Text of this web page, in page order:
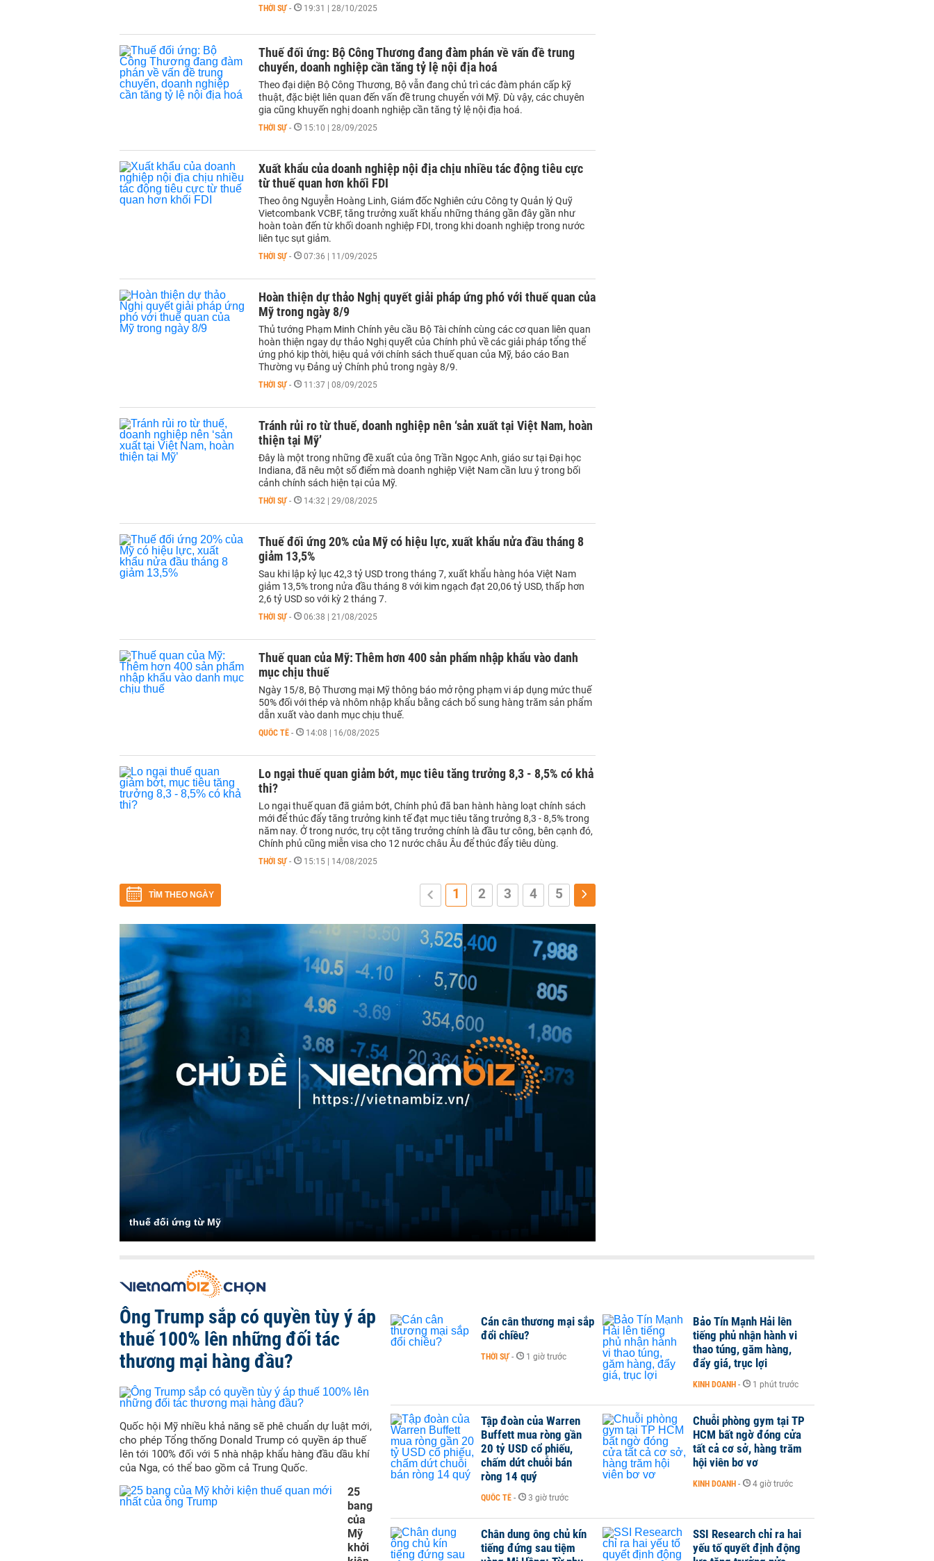
THỜI SỰ - 19:31 | 28/10/2025
Thuế đối ứng: Bộ Công Thương đang đàm phán về vấn đề trung
chuyển, doanh nghiệp cần tăng tỷ lệ nội địa hoá
Theo đại diện Bộ Công Thương, Bộ vẫn đang chủ trì các đàm phán cấp kỹ
thuật, đặc biệt liên quan đến vấn đề trung chuyển với Mỹ. Dù vậy, các chuyên
gia cũng khuyến nghị doanh nghiệp cần tăng tỷ lệ nội địa hoá.
THỜI SỰ - 15:10 | 28/09/2025
Xuất khẩu của doanh nghiệp nội địa chịu nhiều tác động tiêu cực
từ thuế quan hơn khối FDI
Theo ông Nguyễn Hoàng Linh, Giám đốc Nghiên cứu Công ty Quản lý Quỹ
Vietcombank VCBF, tăng trưởng xuất khẩu những tháng gần đây gần như
hoàn toàn đến từ khối doanh nghiệp FDI, trong khi doanh nghiệp trong nước
liên tục sụt giảm.
THỜI SỰ - 07:36 | 11/09/2025
Hoàn thiện dự thảo Nghị quyết giải pháp ứng phó với thuế quan của
Mỹ trong ngày 8/9
Thủ tướng Phạm Minh Chính yêu cầu Bộ Tài chính cùng các cơ quan liên quan
hoàn thiện ngay dự thảo Nghị quyết của Chính phủ về các giải pháp tổng thể
ứng phó kịp thời, hiệu quả với chính sách thuế quan của Mỹ, báo cáo Ban
Thường vụ Đảng uỷ Chính phủ trong ngày 8/9.
THỜI SỰ - 11:37 | 08/09/2025
Tránh rủi ro từ thuế, doanh nghiệp nên ‘sản xuất tại Việt Nam, hoàn
thiện tại Mỹ’
Đây là một trong những đề xuất của ông Trần Ngọc Anh, giáo sư tại Đại học
Indiana, đã nêu một số điểm mà doanh nghiệp Việt Nam cần lưu ý trong bối
cảnh chính sách hiện tại của Mỹ.
THỜI SỰ - 14:32 | 29/08/2025
Thuế đối ứng 20% của Mỹ có hiệu lực, xuất khẩu nửa đầu tháng 8
giảm 13,5%
Sau khi lập kỷ lục 42,3 tỷ USD trong tháng 7, xuất khẩu hàng hóa Việt Nam
giảm 13,5% trong nửa đầu tháng 8 với kim ngạch đạt 20,06 tỷ USD, thấp hơn
2,6 tỷ USD so với kỳ 2 tháng 7.
THỜI SỰ - 06:38 | 21/08/2025
Thuế quan của Mỹ: Thêm hơn 400 sản phẩm nhập khẩu vào danh
mục chịu thuế
Ngày 15/8, Bộ Thương mại Mỹ thông báo mở rộng phạm vi áp dụng mức thuế
50% đối với thép và nhôm nhập khẩu bằng cách bổ sung hàng trăm sản phẩm
dẫn xuất vào danh mục chịu thuế.
QUỐC TẾ - 14:08 | 16/08/2025
Lo ngại thuế quan giảm bớt, mục tiêu tăng trưởng 8,3 - 8,5% có khả
thi?
Lo ngại thuế quan đã giảm bớt, Chính phủ đã ban hành hàng loạt chính sách
mới để thúc đẩy tăng trưởng kinh tế đạt mục tiêu tăng trưởng 8,3 - 8,5% trong
năm nay. Ở trong nước, trụ cột tăng trưởng chính là đầu tư công, bên cạnh đó,
Chính phủ cũng miễn visa cho 12 nước châu Âu để thúc đẩy tiêu dùng.
THỜI SỰ - 15:15 | 14/08/2025
TÌM THEO NGÀY 1 2 3 4 5
thuế đối ứng từ Mỹ
Ông Trump sắp có quyền tùy ý áp
thuế 100% lên những đối tác
thương mại hàng đầu?
Quốc hội Mỹ nhiều khả năng sẽ phê chuẩn dự luật mới,
cho phép Tổng thống Donald Trump có quyền áp thuế
lên tới 100% đối với 5 nhà nhập khẩu hàng đầu dầu khí
của Nga, có thể bao gồm cả Trung Quốc.
25
bang
của
Mỹ
khởi
Cán cân thương mại sắp
đổi chiều?
THỜI SỰ - 1 giờ trước
Bảo Tín Mạnh Hải lên
tiếng phủ nhận hành vi
thao túng, găm hàng,
đẩy giá, trục lợi
KINH DOANH - 1 phút trước
Tập đoàn của Warren
Buffett mua ròng gần
20 tỷ USD cổ phiếu,
chấm dứt chuỗi bán
ròng 14 quý
QUỐC TẾ - 3 giờ trước
Chuỗi phòng gym tại TP
HCM bất ngờ đóng cửa
tất cả cơ sở, hàng trăm
hội viên bơ vơ
KINH DOANH - 4 giờ trước
Chân dung ông chủ kín
tiếng đứng sau tiệm
SSI Research chỉ ra hai
yếu tố quyết định động